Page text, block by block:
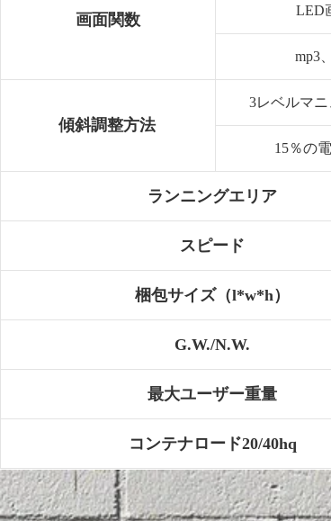
画面関数 LED
mp3
傾斜調整方法
3レベルマ
15％の
ランニングエリア
スピード
梱包サイズ（l*w*h）
G.W./N.W.
最大ユーザー重量
コンテナロード20/40hq